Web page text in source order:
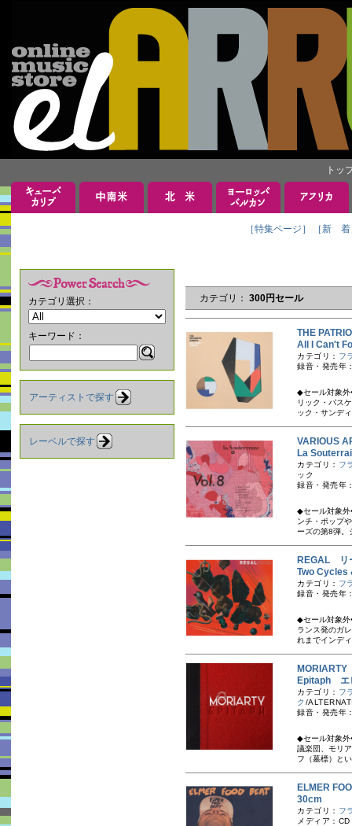
トッ
［特集ページ］ ［新 着
カテゴリ選択：
キーワード：
アーティストで探す
レーベルで探す
カテゴリ： 300円セール
THE
All I Can't
カテゴリ： フ
録音・発売年
◆セール対象外
リック・パス
ック・サンデ
VARIOUS
La
カテゴリ： フ
ック
録音・発売年
◆セール対象外
ンチ・ポップ
ーズの第8弾
REGAL リ
Two Cycles
カテゴリ： フ
録音・発売年
◆セール対象外
ランス発のガ
れまでインデ
Epitaph エ
カテゴリ： フ
ク /
録音・発売年
◆セール対象外
議楽団、モリ
フ（墓標）と
ELMER
30cm
カテゴリ： フ
メディア：CD